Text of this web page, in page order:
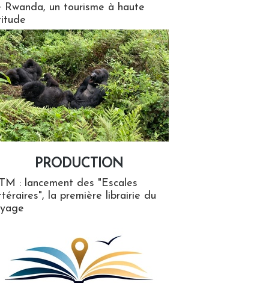
Rwanda, un tourisme à haute
PRODUCTION
: lancement des "Escales
la première librairie du